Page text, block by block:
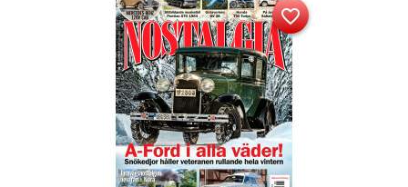
favorite_border